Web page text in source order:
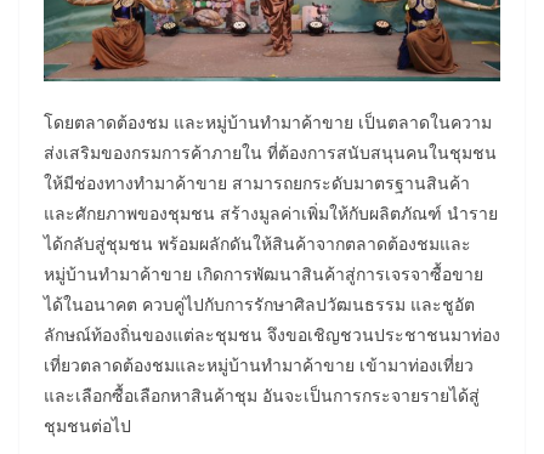
โดยตลาดต้องชม และหมู่บ้านทำมาค้าขาย เป็นตลาดในความ
ส่งเสริมของกรมการค้าภายใน ที่ต้องการสนับสนุนคนในชุมชน
ให้มีช่องทางทำมาค้าขาย สามารถยกระดับมาตรฐานสินค้า
และศักยภาพของชุมชน สร้างมูลค่าเพิ่มให้กับผลิตภัณฑ์ นำราย
ได้กลับสู่ชุมชน พร้อมผลักดันให้สินค้าจากตลาดต้องชมและ
หมู่บ้านทำมาค้าขาย เกิดการพัฒนาสินค้าสู่การเจรจาซื้อขาย
ได้ในอนาคต ควบคู่ไปกับการรักษาศิลปวัฒนธรรม และชูอัต
ลักษณ์ท้องถิ่นของแต่ละชุมชน จึงขอเชิญชวนประชาชนมาท่อง
เที่ยวตลาดต้องชมและหมู่บ้านทำมาค้าขาย เข้ามาท่องเที่ยว
และเลือกซื้อเลือกหาสินค้าชุม อันจะเป็นการกระจายรายได้สู่
ชุมชนต่อไป